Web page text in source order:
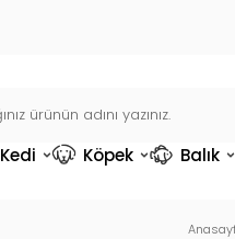
Kedi Köpek Balık